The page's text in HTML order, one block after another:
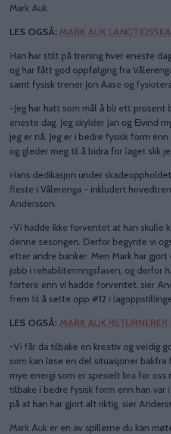
Mark Auk.
LES OGSÅ: MARK AUK
Han har stilt på trening hver eneste
og har fått god oppfølging fra
samt fysisk trener Jon Aase og
-Jeg har hatt som mål å bli ett prosent
eneste dag. Jeg skylder Jan og Eivind
jeg er nå. Jeg er i bedre fysisk form
og gleder meg til å bidra for laget slik
Hans dedikasjon under
fleste i Vålerenga - inkludert
Andersson.
-Vi hadde ikke forventet at han skulle
denne sesongen. Derfor begynte vi
etter andre banker. Men Mark har
jobb i rehabilitermngsfasen, og derfor
fortere enn vi hadde forventet, sier
frem til å sette opp #12 i
LES OGSÅ: MARK AUK RETURNERER
-Vi får da tilbake en kreativ og veldig
som kan løse en del situasjoner bakfra
mye energi som er spesielt bra for oss
tilbake i bedre fysisk form enn han var
på at han har gjort alt riktig, sier
Mark Auk er en av spillerne du kan